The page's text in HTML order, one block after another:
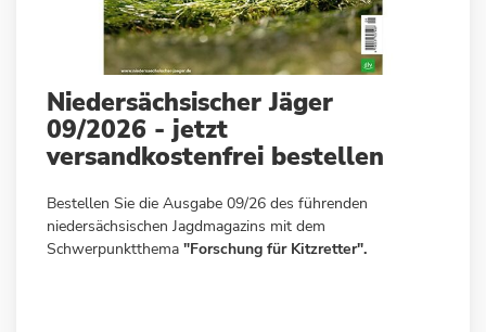
Anfang
der
Bildergalerie
Niedersächsischer Jäger
09/2026 - jetzt
versandkostenfrei bestellen
Bestellen Sie die Ausgabe 09/26 des führenden
niedersächsischen Jagdmagazins mit dem
Schwerpunktthema "Forschung für Kitzretter".